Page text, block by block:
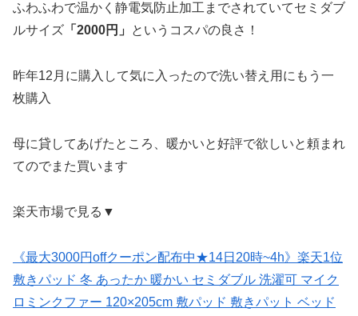
ふわふわで温かく静電気防止加工までされていてセミダブ
ルサイズ 「2000円」 というコスパの良さ！
昨年12月に購入して気に入ったので洗い替え用にもう一
枚購入
母に貸してあげたところ、暖かいと好評で欲しいと頼まれ
てのでまた買います
楽天市場で見る▼
《最大3000円offクーポン配布中★14日20時~4h》楽天1位
敷きパッド 冬 あったか 暖かい セミダブル 洗濯可 マイク
ロミンクファー 120×205cm 敷パッド 敷きパット ベッド